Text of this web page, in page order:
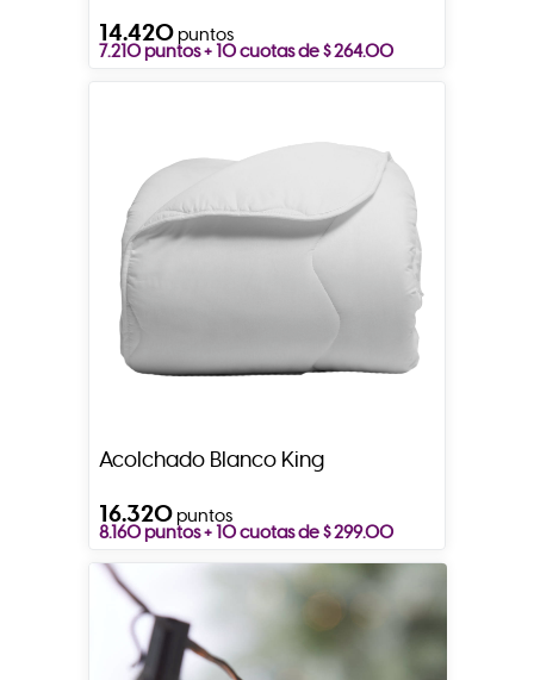
14.420puntos
7.210 puntos + 10 cuotas de $ 264.00
Acolchado Blanco King
16.320puntos
8.160 puntos + 10 cuotas de $ 299.00